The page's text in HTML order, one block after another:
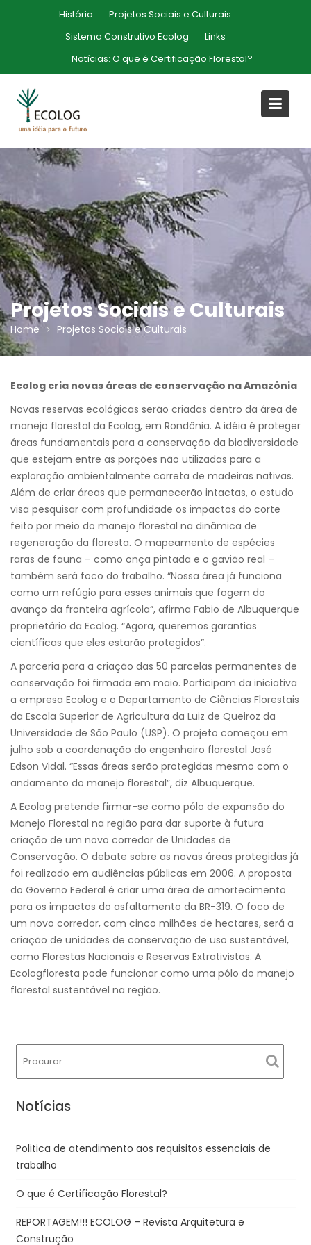
História
Projetos Sociais e Culturais
Sistema Construtivo Ecolog
Links
Notícias: O que é Certificação Florestal?
Projetos Sociais e Culturais
Home Projetos Sociais e Culturais
Ecolog cria novas áreas de conservação na Amazônia
Novas reservas ecológicas serão criadas dentro da área de
manejo florestal da Ecolog, em Rondônia. A idéia é proteger
áreas fundamentais para a conservação da biodiversidade
que estejam entre as porções não utilizadas para a
exploração ambientalmente correta de madeiras nativas.
Além de criar áreas que permanecerão intactas, o estudo
visa pesquisar com profundidade os impactos do corte
feito por meio do manejo florestal na dinâmica de
regeneração da floresta. O mapeamento de espécies
raras de fauna – como onça pintada e o gavião real –
também será foco do trabalho. “Nossa área já funciona
como um refúgio para esses animais que fogem do
avanço da fronteira agrícola”, afirma Fabio de Albuquerque
proprietário da Ecolog. “Agora, queremos garantias
científicas que eles estarão protegidos”.
A parceria para a criação das 50 parcelas permanentes de
conservação foi firmada em maio. Participam da iniciativa
a empresa Ecolog e o Departamento de Ciências Florestais
da Escola Superior de Agricultura da Luiz de Queiroz da
Universidade de São Paulo (USP). O projeto começou em
julho sob a coordenação do engenheiro florestal José
Edson Vidal. “Essas áreas serão protegidas mesmo com o
andamento do manejo florestal”, diz Albuquerque.
A Ecolog pretende firmar-se como pólo de expansão do
Manejo Florestal na região para dar suporte à futura
criação de um novo corredor de Unidades de
Conservação. O debate sobre as novas áreas protegidas já
foi realizado em audiências públicas em 2006. A proposta
do Governo Federal é criar uma área de amortecimento
para os impactos do asfaltamento da BR-319. O foco de
um novo corredor, com cinco milhões de hectares, será a
criação de unidades de conservação de uso sustentável,
como Florestas Nacionais e Reservas Extrativistas. A
Ecologfloresta pode funcionar como uma pólo do manejo
florestal sustentável na região.
Notícias
Politica de atendimento aos requisitos essenciais de
trabalho
O que é Certificação Florestal?
REPORTAGEM!!! ECOLOG – Revista Arquitetura e
Construção